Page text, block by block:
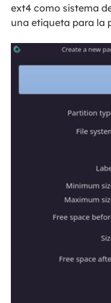
ext4 como sistema
una etiqueta para la